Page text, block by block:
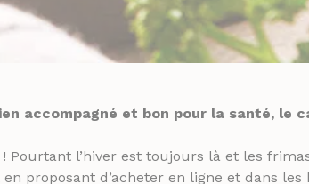
accompagné et bon pour la santé, le
l’hiver est toujours là et les
proposant d’acheter en ligne et dans